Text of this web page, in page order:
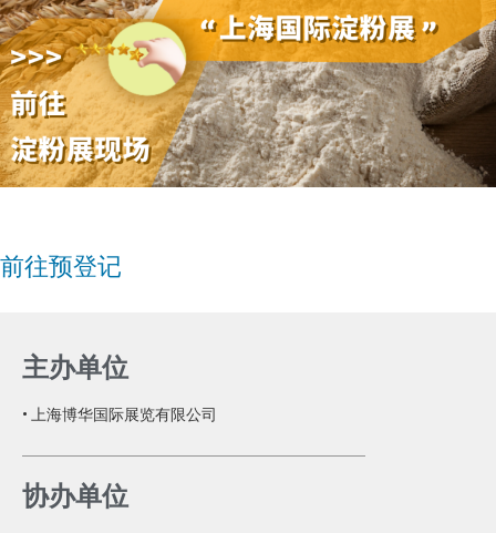
前往预登记
主办单位
• 上海博华国际展览有限公司
协办单位